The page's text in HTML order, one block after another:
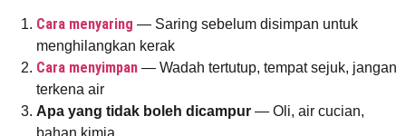
Cara menyaring — Saring sebelum disimpan untuk
menghilangkan kerak
Cara menyimpan — Wadah tertutup, tempat sejuk, jangan
terkena air
Apa yang tidak boleh dicampur — Oli, air cucian,